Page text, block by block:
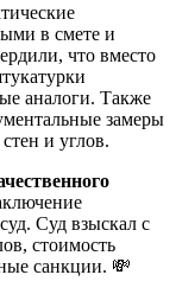
в смете и
что вместо
аналоги. Также
замеры
и углов.
Суд взыскал с
стоимость
санкции. 💸